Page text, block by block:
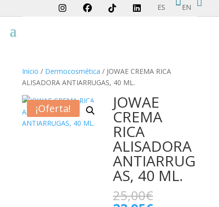
ES EN
Inicio / Dermocosmética / JOWAE CREMA RICA
ALISADORA ANTIARRUGAS, 40 ML.
¡Oferta! JOWAE
CREMA
RICA
ALISADORA
ANTIARRUG
AS, 40 ML.
25,00€